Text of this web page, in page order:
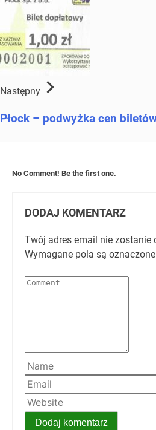
Następny
Płock – podwyżka cen
No Comment! Be the first one.
DODAJ KOMENTARZ
Twój adres email nie zostanie
Wymagane pola są oznaczone